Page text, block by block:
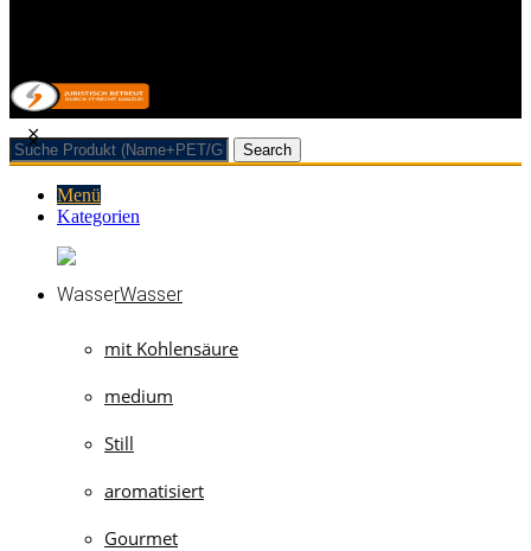
Search
Menü
Kategorien
Wasser
mit Kohlensäure
medium
Still
aromatisiert
Gourmet